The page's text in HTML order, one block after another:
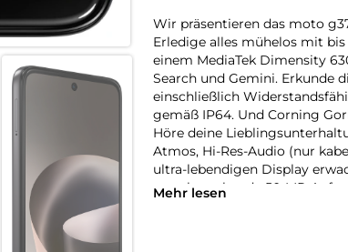
Wir präsentieren das moto
Erledige alles mühelos mit
einem MediaTek Dimensity
Search und Gemini. Erkunde
einschließlich
gemäß IP64. Und Corning
Höre deine
Atmos, Hi-Res-Audio (nur
ultra-lebendigen Display
atemberaubende 50-MP-
Mehr lesen